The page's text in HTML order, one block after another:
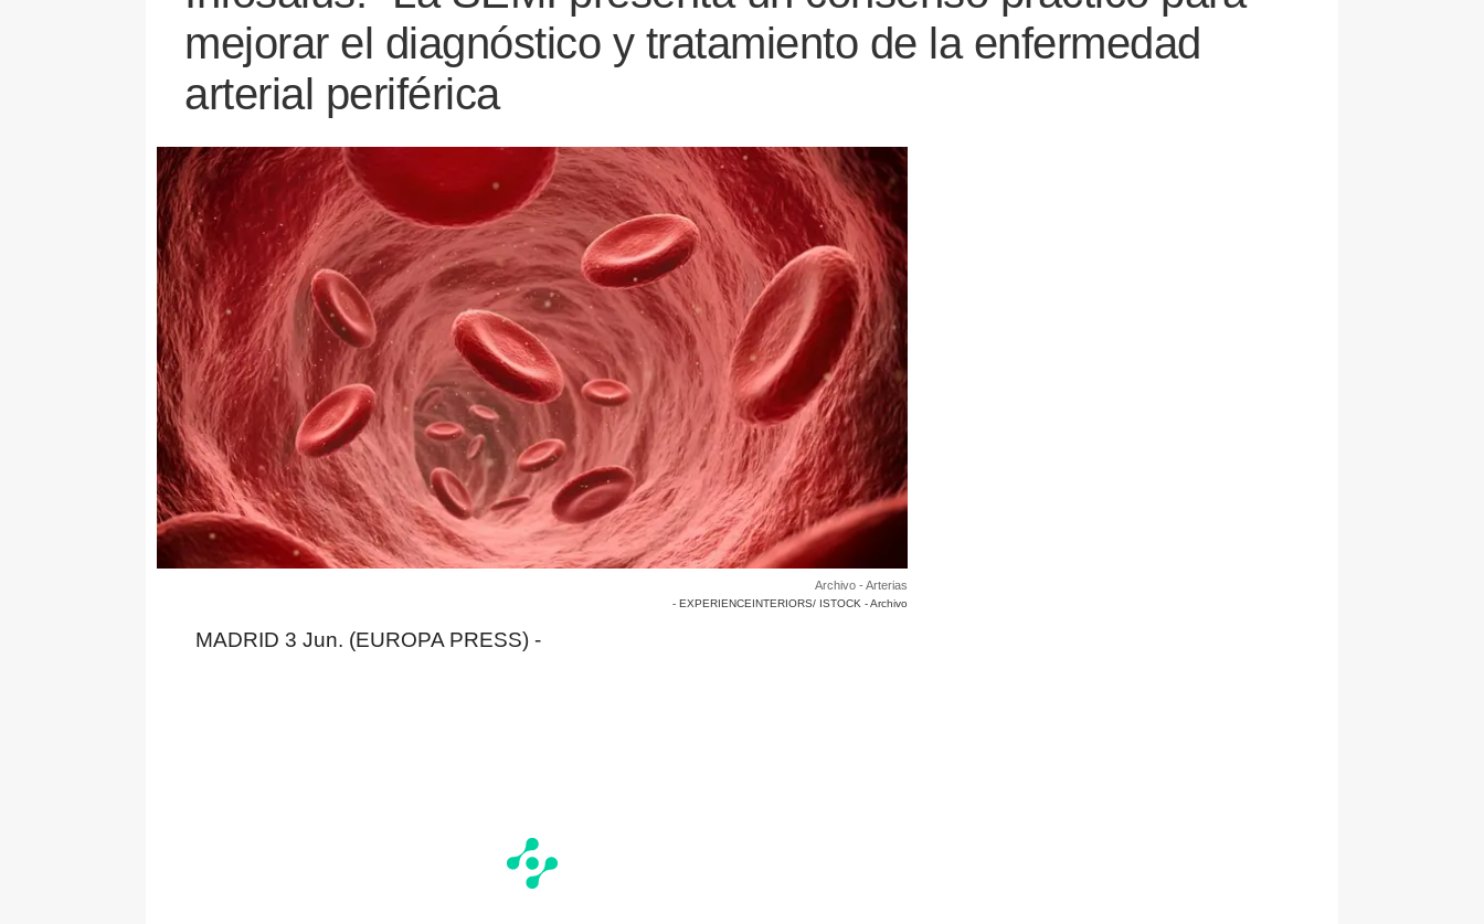
mejorar el diagnóstico y tratamiento de la enfermedad
arterial periférica
Archivo - Arterias
- EXPERIENCEINTERIORS/ ISTOCK - Archivo
MADRID 3 Jun. (EUROPA PRESS) -